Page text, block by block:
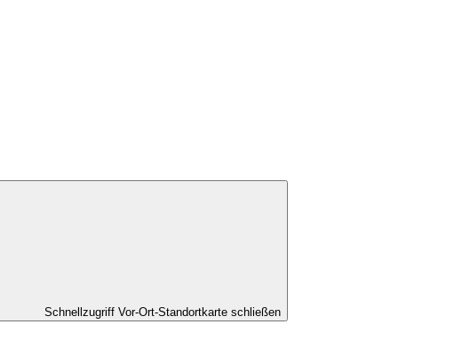
Schnellzugriff Vor-Ort-Standortkarte schließen